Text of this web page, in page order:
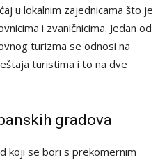
u lokalnim zajednicama što je
i zvaničnicima. Jedan od
turizma se odnosi na
turistima i to na dve
gradova
koji se bori s prekomernim